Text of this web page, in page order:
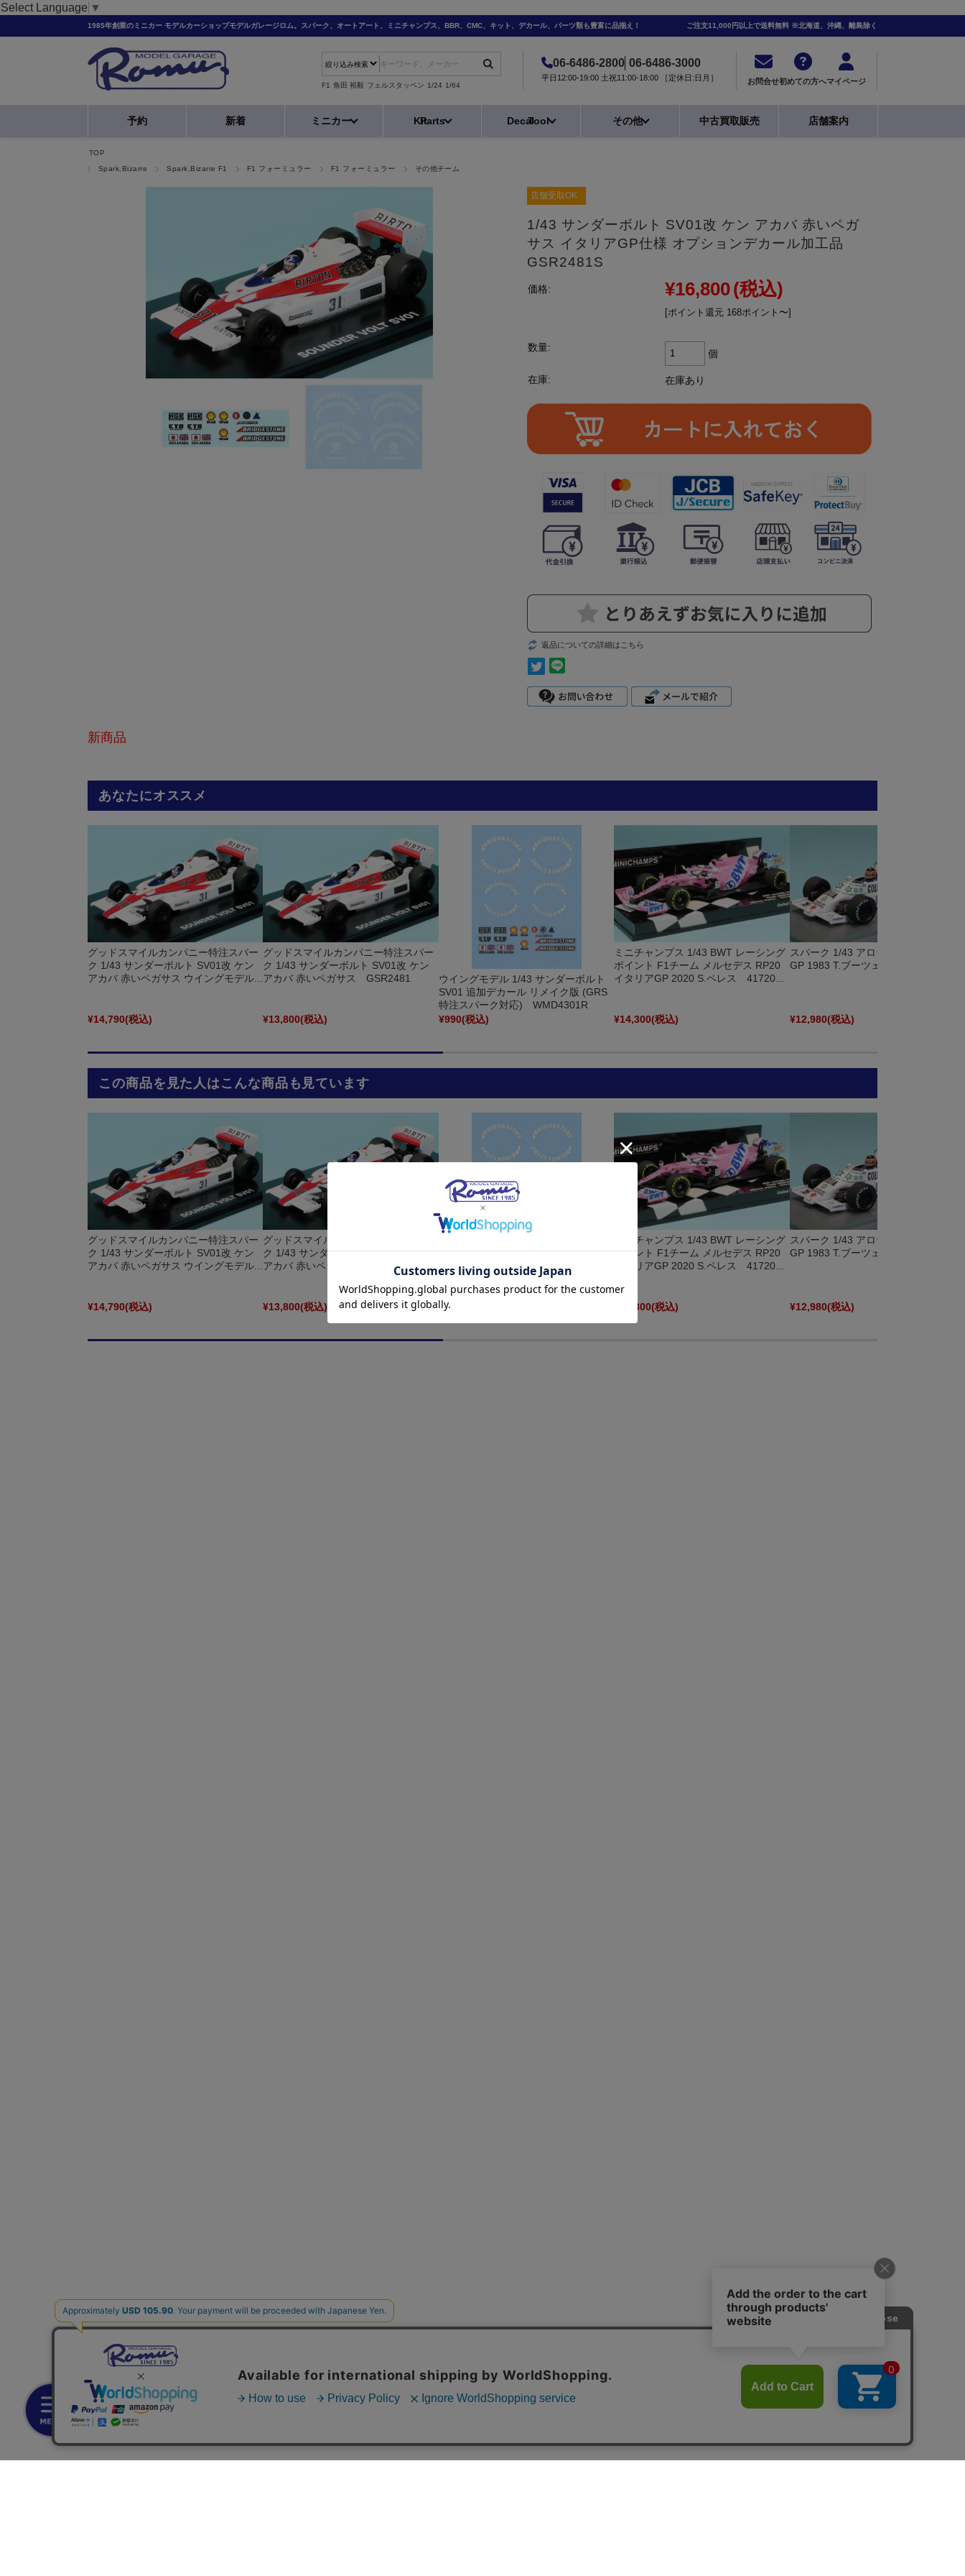
Select Language ▼
1985年創業のミニカー モデルカーショップモデルガレージロム。スパーク、オートアート、ミニチャンプス、BBR、CMC、キット、デカール、パーツ類も豊富に品揃え！ ご注文11,000円以上で送料無料 ※北海道、沖縄、離島除く
F1 角田 裕毅 フェルスタッペン 1/24 1/64
06-6486-2800 06-6486-3000
平日12:00-19:00 土祝11:00-18:00 ［定休日:日月］ お問合せ初めての方へマイページ
予約 新着 ミニカー KitParts DecalTool その他 中古買取販売 店舗案内
TOP
Spark,Bizarre
Spark,Bizarre F1 F1 フォーミュラー F1 フォーミュラー その他チーム
店舗受取OK
1/43 サンダーボルト SV01改 ケン アカバ 赤いペガ
サス イタリアGP仕様 オプションデカール加工品
GSR2481S
価格: ¥16,800(税込)
[ポイント還元 168ポイント〜]
数量:
個
在庫: 在庫あり
返品についての詳細はこちら
新商品
あなたにオススメ
グッドスマイルカンパニー特注スパー
ク 1/43 サンダーボルト SV01改 ケン
アカバ 赤いペガサス ウイングモデル...
¥14,790(税込)
グッドスマイルカンパニー特注スパー
ク 1/43 サンダーボルト SV01改 ケン
アカバ 赤いペガサス GSR2481
¥13,800(税込)
ウイングモデル 1/43 サンダーボルト
SV01 追加デカール リメイク版 (GRS
特注スパーク対応) WMD4301R
¥990(税込)
ミニチャンプス 1/43 BWT レーシング
ポイント F1チーム メルセデス RP20
イタリアGP 2020 S.ペレス 41720...
¥14,300(税込)
スパーク 1/43 アロウズ A6 イタリア
GP 1983 T.ブーツェン S5797
¥12,980(税込)
この商品を見た人はこんな商品も見ています
グッドスマイルカンパニー特注スパー
ク 1/43 サンダーボルト SV01改 ケン
アカバ 赤いペガサス ウイングモデル...
¥14,790(税込)
グッドスマイルカンパニー特注スパー
ク 1/43 サンダーボルト SV01改 ケン
アカバ 赤いペガサス GSR2481
¥13,800(税込)
ウイングモデル 1/43 サンダーボルト
SV01 追加デカール リメイク版 (GRS
特注スパーク対応) WMD4301R
¥990
ミニチャンプス 1/43 BWT レーシング
ポイント F1チーム メルセデス RP20
イタリアGP 2020 S.ペレス 41720...
¥14,300(税込)
スパーク 1/43 アロウズ A6 イタリア
GP 1983 T.ブーツェン S5797
¥12,980(税込)